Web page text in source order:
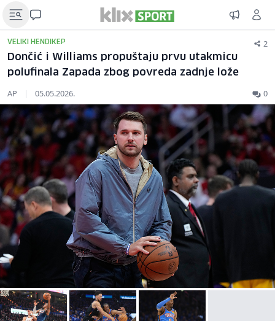
VELIKI HENDIKEP 2
Dončić i Williams propuštaju prvu utakmicu
polufinala Zapada zbog povreda zadnje lože
AP | 05.05.2026. 0